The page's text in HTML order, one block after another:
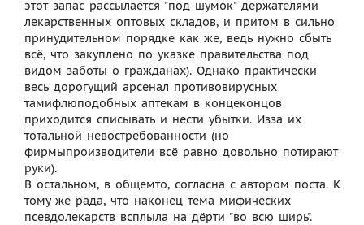
этот запас рассылается "под шумок" держателями
лекарственных оптовых складов, и притом в сильно
принудительном порядке как же, ведь нужно сбыть
всё, что закуплено по указке правительства под
видом заботы о гражданах). Однако практически
весь дорогущий арсенал противовирусных
тамифлюподобных аптекам в концеконцов
приходится списывать и нести убытки. Изза их
тотальной невостребованности (но
фирмыпроизводители всё равно довольно потирают
руки).
В остальном, в общемто, согласна с автором поста. К
тому же рада, что наконец тема мифических
псевдолекарств всплыла на дёрти "во всю ширь".